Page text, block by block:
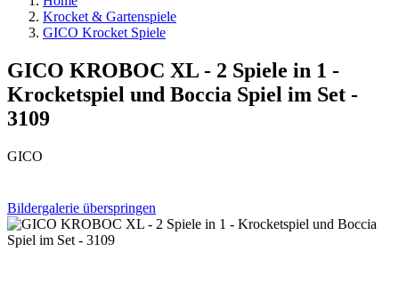
Krocket & Gartenspiele
GICO Krocket Spiele
GICO KROBOC XL - 2 Spiele in 1 -
Krocketspiel und Boccia Spiel im Set -
3109
GICO
Bildergalerie überspringen